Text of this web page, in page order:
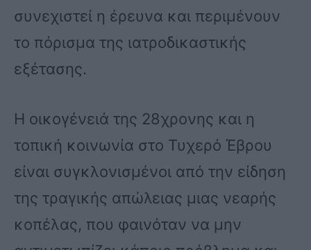
συνεχιστεί η έρευνα και περιμένουν
το πόρισμα της ιατροδικαστικής
εξέτασης.
Η οικογένειά της 28χρονης και η
τοπική κοινωνία στο Τυχερό Έβρου
είναι συγκλονισμένοι από την είδηση
της τραγικής απώλειας μιας νεαρής
κοπέλας, που φαινόταν να μην